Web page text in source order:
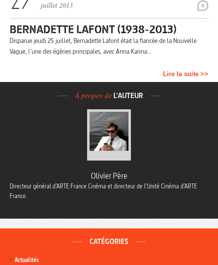
0
juillet 2013
BERNADETTE LAFONT (1938-2013)
Disparue jeudi 25 juillet, Bernadette Lafont était la fiancée de la Nouvelle
Vague, l’une des égéries principales, avec Anna Karina…
Lire la suite >>
À propos de L'AUTEUR
Olivier Père
Directeur général d’ARTE France Cinéma et directeur de l’Unité Cinéma d’ARTE
France.
CATÉGORIES
Actualités